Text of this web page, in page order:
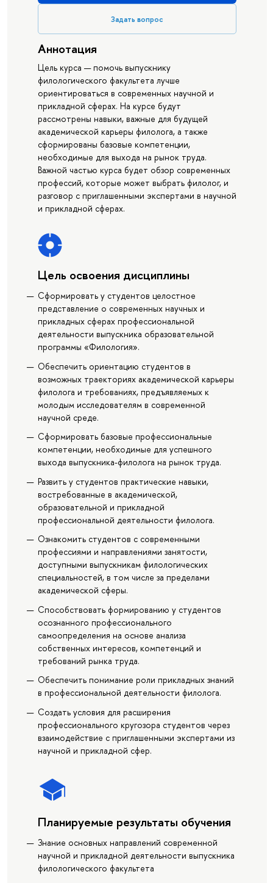
Задать вопрос
Аннотация
Цель курса — помочь выпускнику
филологического факультета лучше
ориентироваться в современных научной и
прикладной сферах. На курсе будут
рассмотрены навыки, важные для будущей
академической карьеры филолога, а также
сформированы базовые компетенции,
необходимые для выхода на рынок труда.
Важной частью курса будет обзор современных
профессий, которые может выбрать филолог, и
разговор с приглашенными экспертами в научной
и прикладной сферах.
Цель освоения дисциплины
Сформировать у студентов целостное
представление о современных научных и
прикладных сферах профессиональной
деятельности выпускника образовательной
программы «Филология».
Обеспечить ориентацию студентов в
возможных траекториях академической карьеры
филолога и требованиях, предъявляемых к
молодым исследователям в современной
научной среде.
Сформировать базовые профессиональные
компетенции, необходимые для успешного
выхода выпускника-филолога на рынок труда.
Развить у студентов практические навыки,
востребованные в академической,
образовательной и прикладной
профессиональной деятельности филолога.
Ознакомить студентов с современными
профессиями и направлениями занятости,
доступными выпускникам филологических
специальностей, в том числе за пределами
академической сферы.
Способствовать формированию у студентов
осознанного профессионального
самоопределения на основе анализа
собственных интересов, компетенций и
требований рынка труда.
Обеспечить понимание роли прикладных знаний
в профессиональной деятельности филолога.
Создать условия для расширения
профессионального кругозора студентов через
взаимодействие с приглашенными экспертами из
научной и прикладной сфер.
Планируемые результаты обучения
Знание основных направлений современной
научной и прикладной деятельности выпускника
филологического факультета